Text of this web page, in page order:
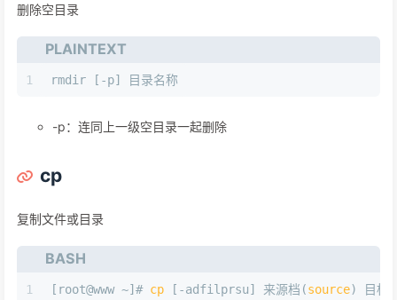
删除空目录
PLAINTEXT
1 rmdir [-p] 目录名称
-p：连同上一级空目录一起删除
cp
复制文件或目录
BASH
1
[root@www ~]# cp [-adfilprsu] 来源档(source) 目标